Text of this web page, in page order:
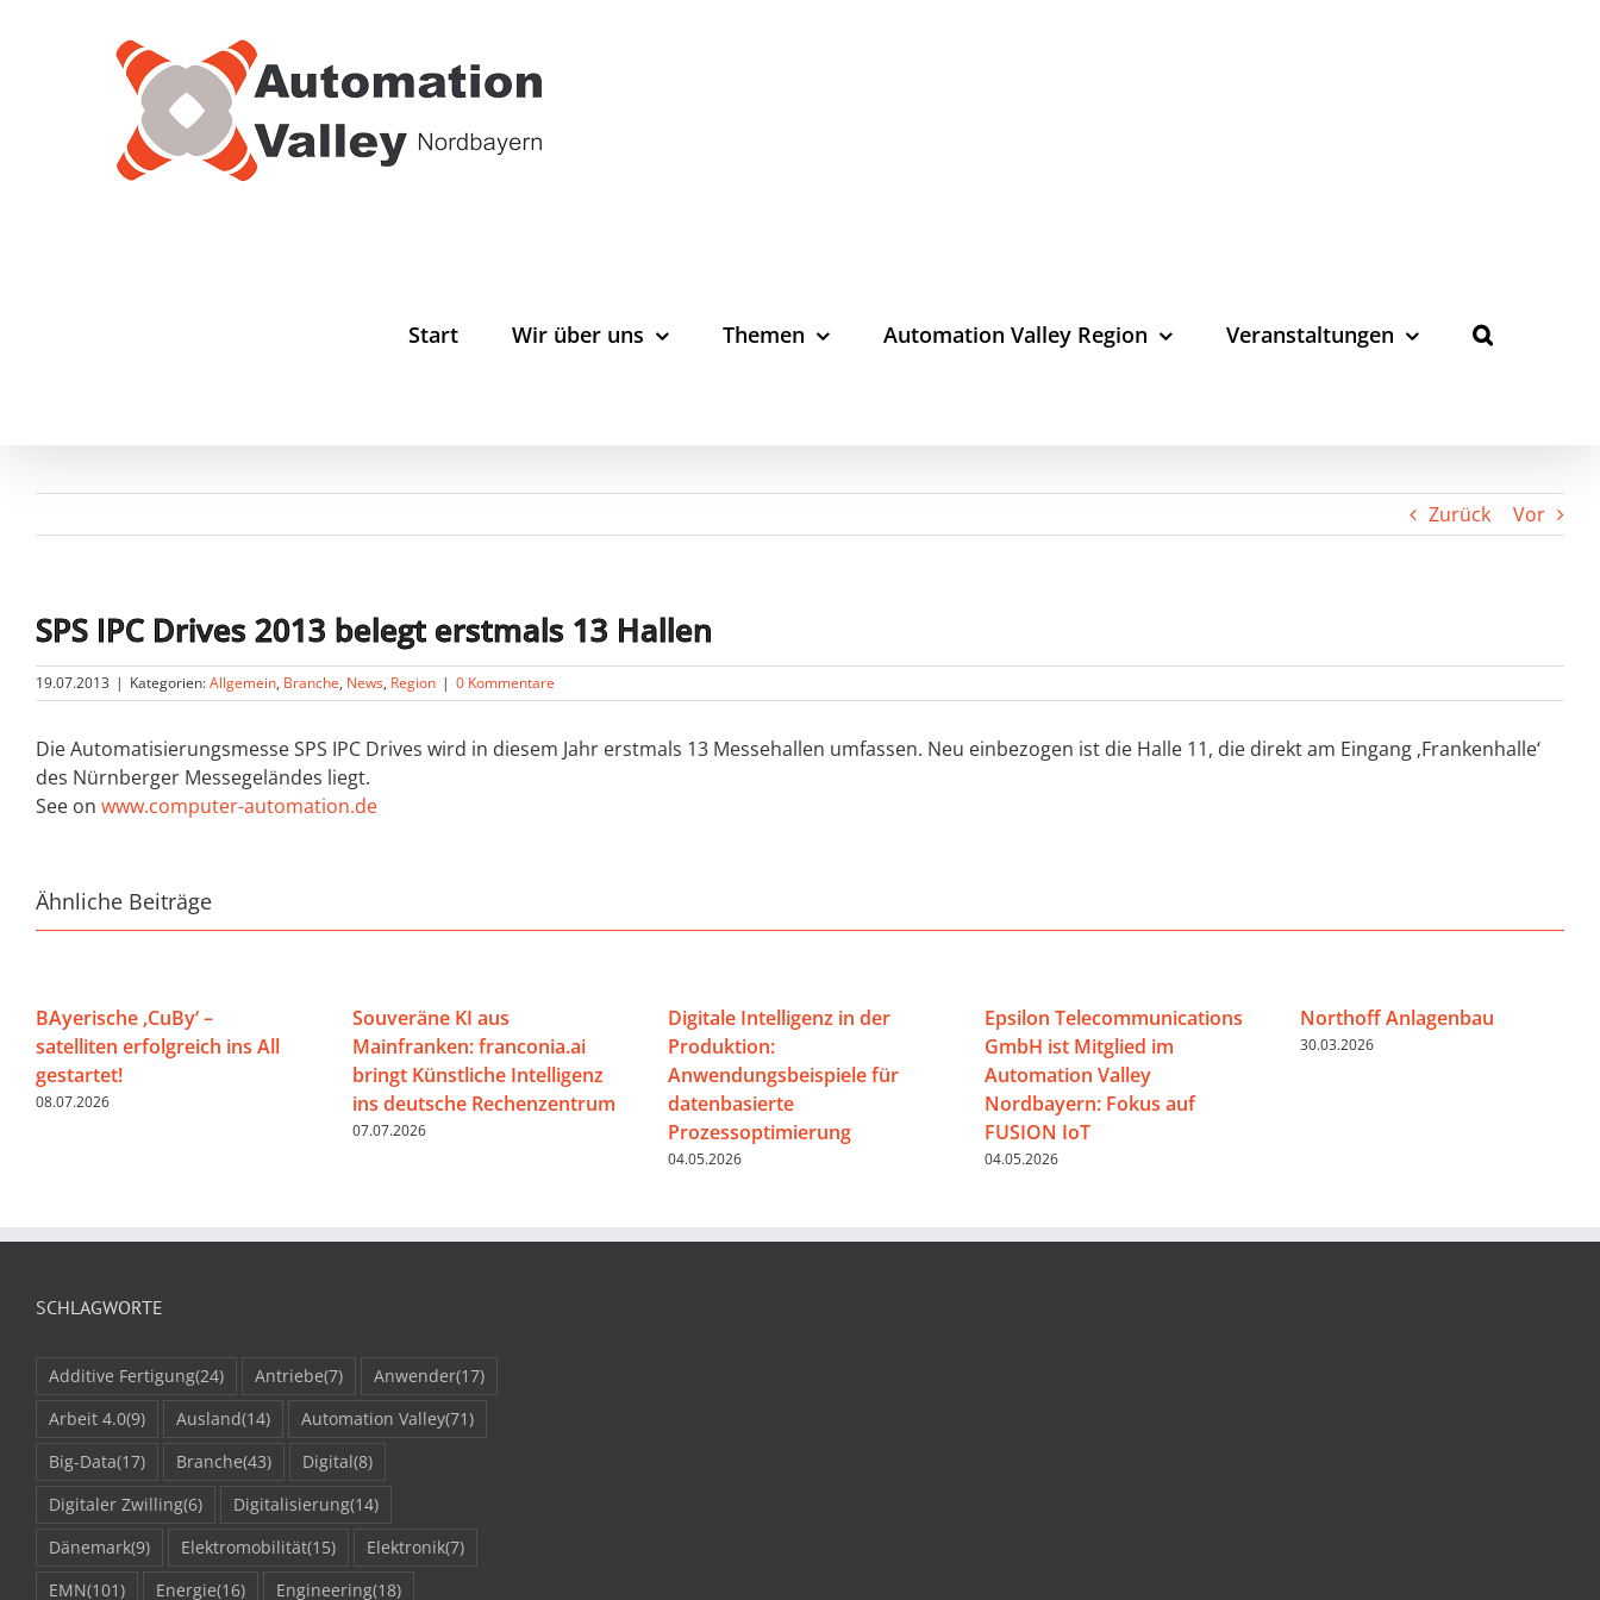
Start Wir über uns Themen Automation Valley Region Veranstaltungen
Zurück Vor
SPS IPC Drives 2013 belegt erstmals 13 Hallen
19.07.2013 | Kategorien:Allgemein, Branche, News, Region | 0 Kommentare
Die Automatisierungsmesse SPS IPC Drives wird in diesem Jahr erstmals 13 Messehallen umfassen. Neu einbezogen ist die Halle 11, die direkt am Eingang ‚Frankenhalle‘
des Nürnberger Messegeländes liegt.
See on www.computer-automation.de
Ähnliche Beiträge
BAyerische ‚CuBy‘ –
satelliten erfolgreich ins All
gestartet!
08.07.2026
Souveräne KI aus
Mainfranken: franconia.ai
bringt Künstliche Intelligenz
ins deutsche Rechenzentrum
07.07.2026
Digitale Intelligenz in der
Produktion:
Anwendungsbeispiele für
datenbasierte
Prozessoptimierung
04.05.2026
Epsilon Telecommunications
GmbH ist Mitglied im
Automation Valley
Nordbayern: Fokus auf
FUSION IoT
04.05.2026
Northoff Anlagenbau
30.03.2026
SCHLAGWORTE
Additive Fertigung(24) Antriebe(7) Anwender(17)
Arbeit 4.0(9) Ausland(14) Automation Valley(71)
Big-Data(17) Branche(43) Digital(8)
Digitaler Zwilling(6) Digitalisierung(14)
Dänemark(9) Elektromobilität(15) Elektronik(7)
EMN(101) Energie(16) Engineering(18)